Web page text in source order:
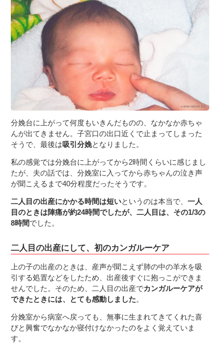
分娩台に上がって何度もいきんだものの、なかなか赤ちゃ
んが出てきません。子宮口の出口近くで止まってしまった
そうで、最後は吸引分娩となりました。
私の感覚では分娩台に上がってから2時間くらいに感じまし
たが、夫の話では、分娩室に入ってから赤ちゃんの泣き声
が聞こえるまで40分程度だったそうです。
二人目の出産にかかる時間は短いというのは本当で、一人
目のときは陣痛が約24時間でしたが、二人目は、その1/3の
8時間でした。
二人目の出産にして、初のカンガルーケア
上の子の出産のときは、産声が聞こえず肺の中の羊水を吸
引する処置などをしたため、出産後すぐに抱っこができま
せんでした。そのため、二人目の出産でカンガルーケアが
できたときには、とても感動しました。
分娩室から病室へ戻っても、無事に生まれてきてくれた喜
びと興奮でなかなか寝付けなかったのをよく覚えていま
す。